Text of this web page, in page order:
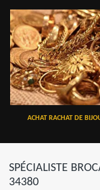
ACHAT RACHAT DE
SPÉCIALISTE
34380